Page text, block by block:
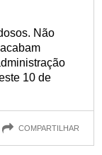
Não
10 de
COMPARTILHAR